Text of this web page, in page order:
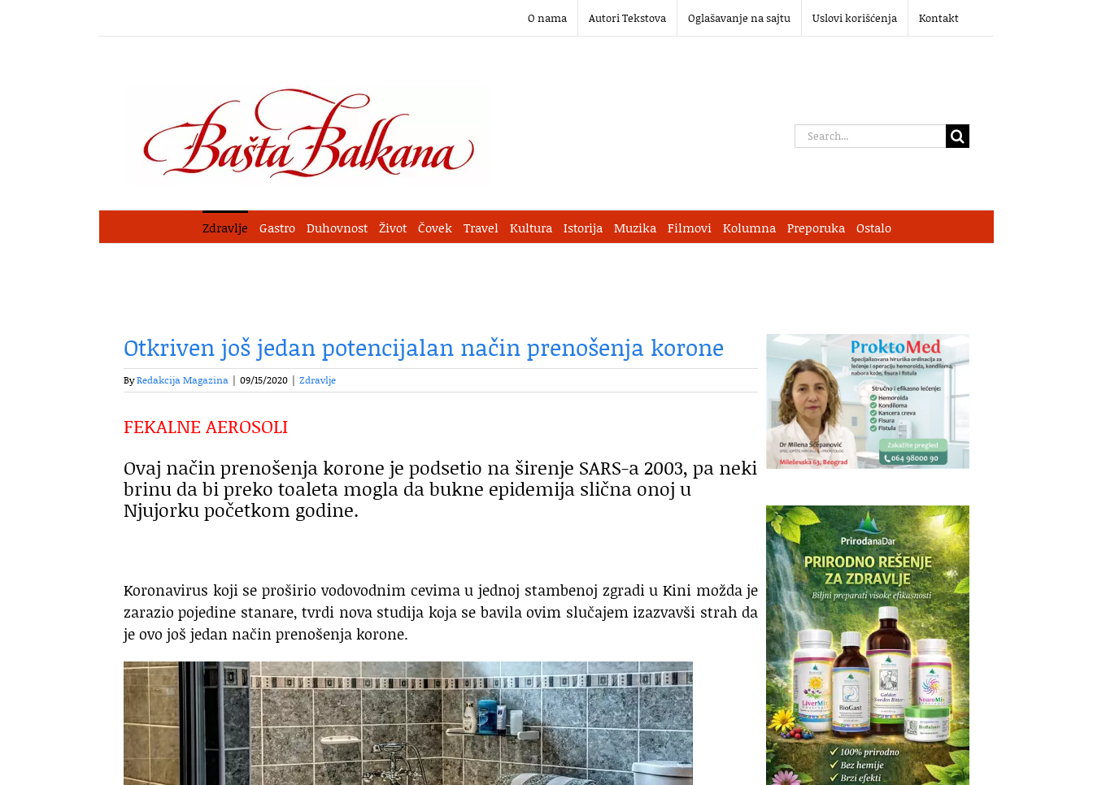
O nama Autori Tekstova Oglašavanje na sajtu Uslovi korišćenja Kontakt
Search
Zdravlje Gastro Duhovnost Život Čovek Travel Kultura Istorija Muzika Filmovi Kolumna Preporuka Ostalo
Otkriven još jedan potencijalan način prenošenja korone
ByRedakcija Magazina | 09/15/2020 | Zdravlje
FEKALNE AEROSOLI
Ovaj način prenošenja korone je podsetio na širenje SARS-a 2003, pa neki
brinu da bi preko toaleta mogla da bukne epidemija slična onoj u
Njujorku početkom godine.
Koronavirus koji se proširio vodovodnim cevima u jednoj stambenoj zgradi u Kini možda je
zarazio pojedine stanare, tvrdi nova studija koja se bavila ovim slučajem izazvavši strah da
je ovo još jedan način prenošenja korone.